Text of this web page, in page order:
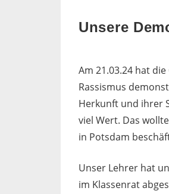
Unsere
Am 21.03.24 hat
Rassismus
Herkunft und ihrer
viel Wert. Das
in Potsdam
Unser Lehrer hat
im Klassenrat